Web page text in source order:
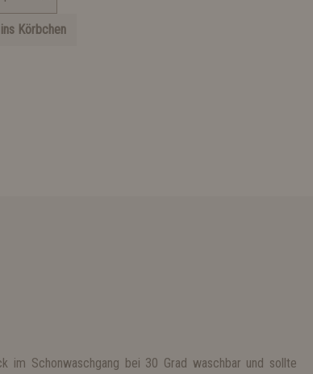
ins Körbchen
im Schonwaschgang bei 30 Grad waschbar und sollte